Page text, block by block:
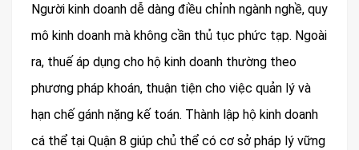
Người kinh doanh dễ dàng điều chỉnh ngành nghề, quy
mô kinh doanh mà không cần thủ tục phức tạp. Ngoài
ra, thuế áp dụng cho hộ kinh doanh thường theo
phương pháp khoán, thuận tiện cho việc quản lý và
hạn chế gánh nặng kế toán. Thành lập hộ kinh doanh
cá thể tại Quận 8 giúp chủ thể có cơ sở pháp lý vững